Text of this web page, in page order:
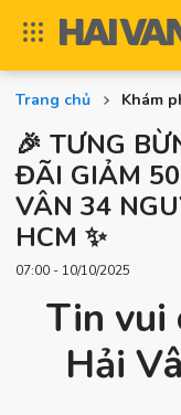
Trang chủ Khám
🎉 TƯNG
ĐÃI GIẢM
VÂN 34
HCM ✨
07:00 - 10/10/2025
Tin vui
Hải